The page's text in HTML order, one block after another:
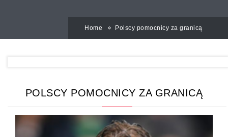
Home Polscy pomocnicy za granicą
POLSCY POMOCNICY ZA GRANICĄ